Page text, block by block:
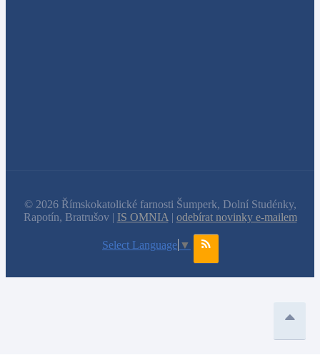
© 2026 Římskokatolické farnosti Šumperk, Dolní Studénky,
Rapotín, Bratrušov | IS OMNIA | odebírat novinky e-mailem
Select Language ▼